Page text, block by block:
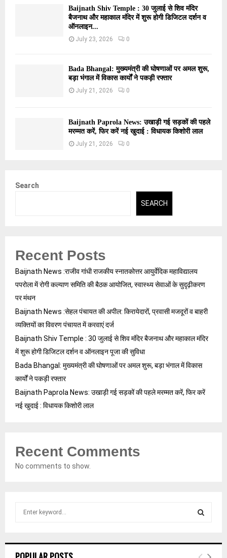
Baijnath Shiv Temple : 30 जुलाई से शिव मंदिर
बैजनाथ और महाकाल मंदिर में शुरू होगी डिजिटल दर्शन व
ऑनलाइन...
July 23, 2026 0
Bada Bhangal: मुख्यमंत्री की घोषणाओं पर अमल शुरू,
बड़ा भंगाल में विकास कार्यों ने पकड़ी रफ्तार
July 21, 2026 0
Baijnath Paprola News: उखाड़ी गई सड़कों की पहले
मरम्मत करें, फिर करें नई खुदाई : विधायक किशोरी लाल
July 21, 2026 0
Search
SEARCH
Recent Posts
Baijnath News :राजीव गांधी राजकीय स्नातकोत्तर आयुर्वेदिक महाविद्यालय
पपरोला में रोगी कल्याण समिति की बैठक आयोजित, स्वास्थ्य सेवाओं के सुदृढ़ीकरण
पर मंथन
Baijnath News :सेहल पंचायत की अपील: किरायेदारों, प्रवासी मजदूरों व बाहरी
व्यक्तियों का विवरण पंचायत में करवाएं दर्ज
Baijnath Shiv Temple : 30 जुलाई से शिव मंदिर बैजनाथ और महाकाल मंदिर
में शुरू होगी डिजिटल दर्शन व ऑनलाइन पूजा की सुविधा
Bada Bhangal: मुख्यमंत्री की घोषणाओं पर अमल शुरू, बड़ा भंगाल में विकास
कार्यों ने पकड़ी रफ्तार
Baijnath Paprola News: उखाड़ी गई सड़कों की पहले मरम्मत करें, फिर करें
नई खुदाई : विधायक किशोरी लाल
Recent Comments
No comments to show.
E